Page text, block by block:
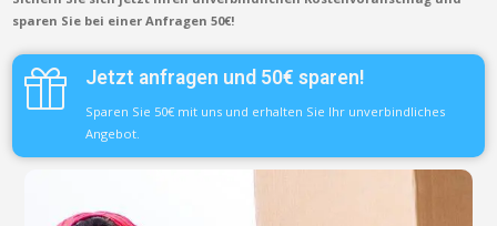
sparen Sie bei einer Anfragen 50€!
Jetzt anfragen und 50€ sparen!
Sparen Sie 50€ mit uns und erhalten Sie Ihr unverbindliches
Angebot.